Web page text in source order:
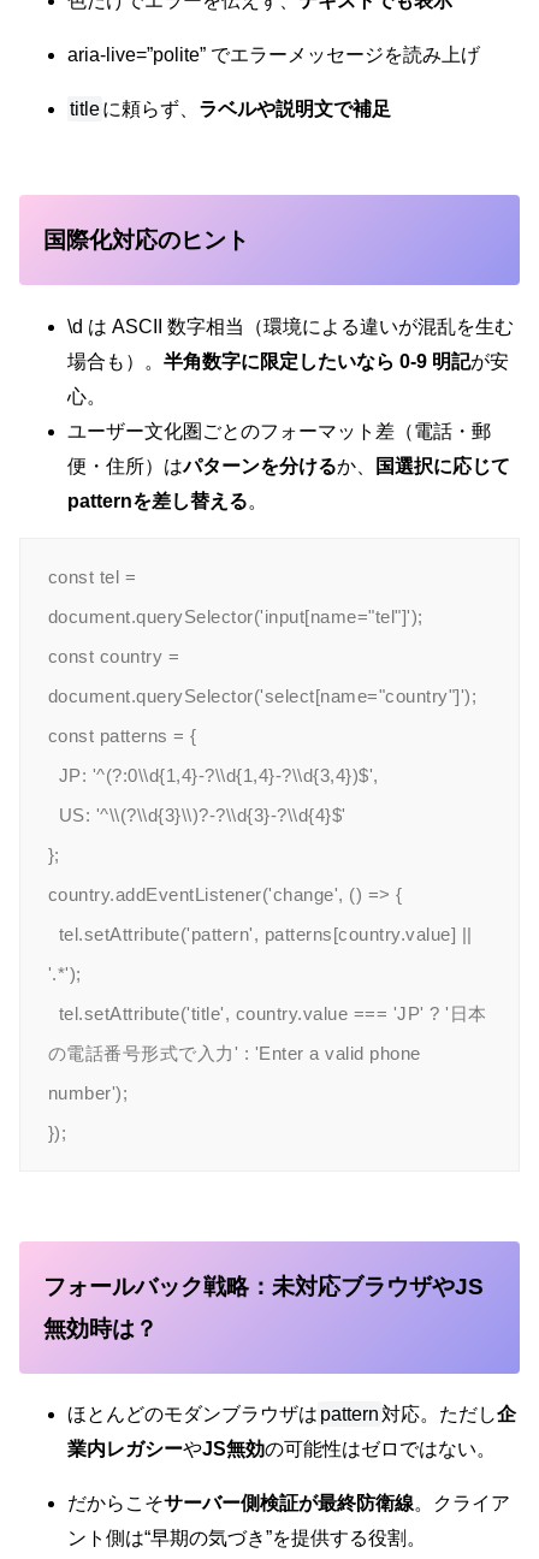
aria-live=”polite” でエラーメッセージを読み上げ
titleに頼らず、 ラベルや説明文で補足
国際化対応のヒント
\d は ASCII 数字相当（環境による違いが混乱を生む
場合も）。 半角数字に限定したいなら 0-9 明記が安
心。
ユーザー文化圏ごとのフォーマット差（電話・郵
便・住所）はパターンを分けるか、
国選択に応じて
patternを差し替える。
const tel =
document.querySelector('input[name="tel"]');
const country =
document.querySelector('select[name="country"]');
const patterns = {
};
country.addEventListener('change', () => {
'.*');
の電話番号形式で入力' : 'Enter a valid phone
number');
フォールバック戦略：未対応ブラウザやJS
無効時は？
ほとんどのモダンブラウザは pattern対応。ただし企
業内レガシーやJS無効の可能性はゼロではない。
だからこそサーバー側検証が最終防衛線。クライア
ント側は“早期の気づき”を提供する役割。